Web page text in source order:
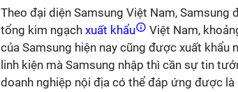
Theo đại diện Samsung Việt Nam, Samsung
tổng kim ngạch xuất khẩu
Việt Nam,
của Samsung hiện nay cũng được xuất khẩu
linh kiện mà Samsung nhập thì cần sự tin
doanh nghiệp nội địa có thể đáp ứng được